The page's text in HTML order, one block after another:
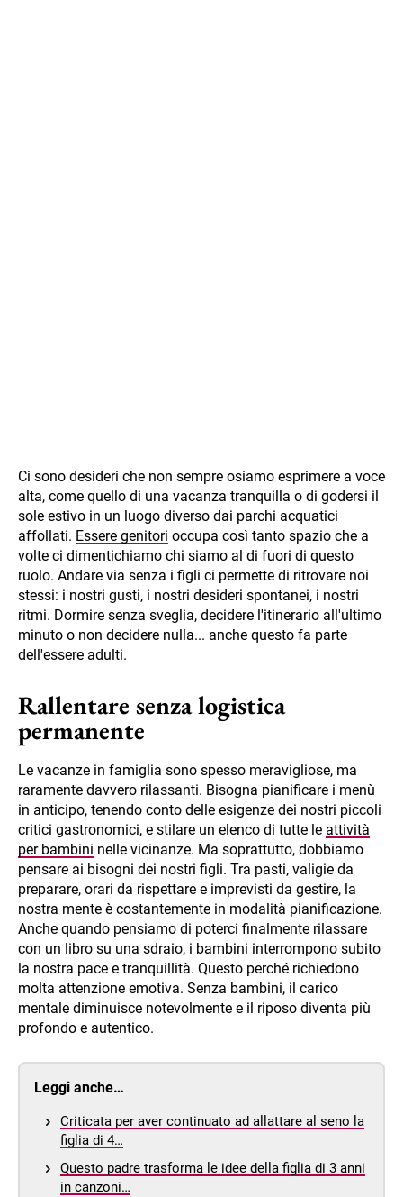
Ci sono desideri che non sempre osiamo esprimere a voce
alta, come quello di una vacanza tranquilla o di godersi il
sole estivo in un luogo diverso dai parchi acquatici
affollati. Essere genitori occupa così tanto spazio che a
volte ci dimentichiamo chi siamo al di fuori di questo
ruolo. Andare via senza i figli ci permette di ritrovare noi
stessi: i nostri gusti, i nostri desideri spontanei, i nostri
ritmi. Dormire senza sveglia, decidere l'itinerario all'ultimo
minuto o non decidere nulla... anche questo fa parte
dell'essere adulti.
Rallentare senza logistica
permanente
Le vacanze in famiglia sono spesso meravigliose, ma
raramente davvero rilassanti. Bisogna pianificare i menù
in anticipo, tenendo conto delle esigenze dei nostri piccoli
critici gastronomici, e stilare un elenco di tutte le attività
per bambini nelle vicinanze. Ma soprattutto, dobbiamo
pensare ai bisogni dei nostri figli. Tra pasti, valigie da
preparare, orari da rispettare e imprevisti da gestire, la
nostra mente è costantemente in modalità pianificazione.
Anche quando pensiamo di poterci finalmente rilassare
con un libro su una sdraio, i bambini interrompono subito
la nostra pace e tranquillità. Questo perché richiedono
molta attenzione emotiva. Senza bambini, il carico
mentale diminuisce notevolmente e il riposo diventa più
profondo e autentico.
Leggi anche…
Criticata per aver continuato ad allattare al seno la
figlia di 4…
Questo padre trasforma le idee della figlia di 3 anni
in canzoni…